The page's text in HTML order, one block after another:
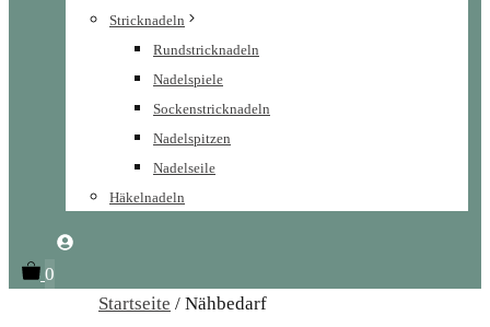
Stricknadeln
Rundstricknadeln
Nadelspiele
Sockenstricknadeln
Nadelspitzen
Nadelseile
Häkelnadeln
0
Startseite / Nähbedarf